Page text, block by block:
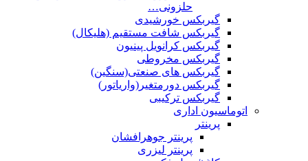
حلزونی…
گیربکس خورشیدی
گیربکس شافت مستقیم (هلیکال)
گیربکس کرانویل پینیون
گیربکس مخروطی
گیربکس های صنعتی(سنگین)
گیربکس دورمتغیر(واریاتور)
گیربکس ترکیبی
اتوماسیون اداری
پرینتر
پرینتر جوهرافشان
پرینتر لیزری